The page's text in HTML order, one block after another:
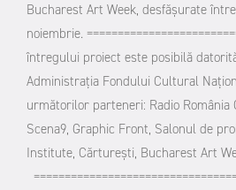
Bucharest Art Week, desfășurate
noiembrie.
întregului proiect este posibilă
Administrația Fondului Cultural
următorilor parteneri: Radio România
Scena9, Graphic Front, Salonul de
Institute, Cărturești, Bucharest Art